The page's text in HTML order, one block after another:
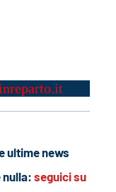
ultime news
nulla: seguici su